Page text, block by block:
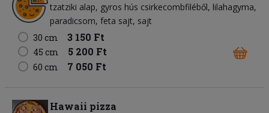
tzatziki alap gyros hús csirkecombfiléből lilahagyma
paradicsom feta sajt sajt
30 cm
3 150 Ft
45 cm 5 200 Ft
60 cm 7 050 Ft
Hawaii pizza